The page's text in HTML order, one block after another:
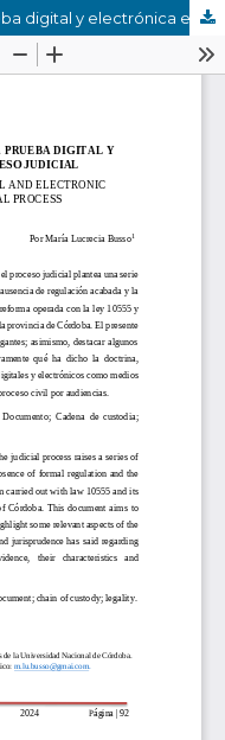
Nuevo paradigma frente a la prueba digital y electrónica en el proceso judicial